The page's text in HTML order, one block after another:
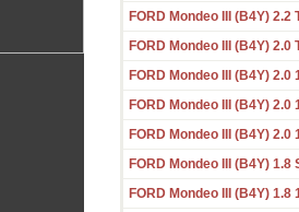
FORD Mondeo III (B4Y) 2.2
FORD Mondeo III (B4Y) 2.0
FORD Mondeo III (B4Y) 2.0
FORD Mondeo III (B4Y) 2.0
FORD Mondeo III (B4Y) 2.0
FORD Mondeo III (B4Y) 1.8
FORD Mondeo III (B4Y) 1.8